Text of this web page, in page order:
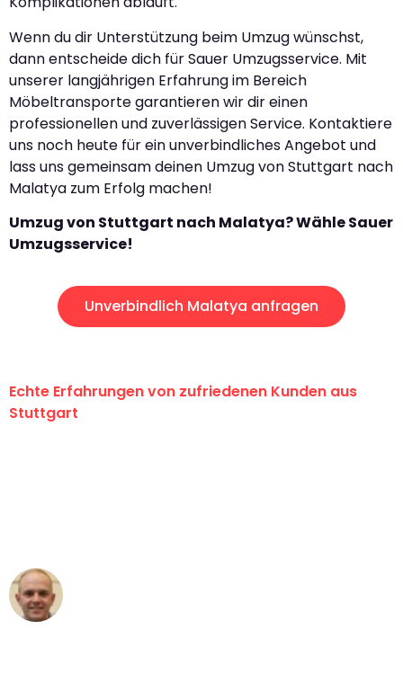
Wenn du dir Unterstützung beim Umzug wünschst,
dann entscheide dich für Sauer Umzugsservice. Mit
unserer langjährigen Erfahrung im Bereich
Möbeltransporte garantieren wir dir einen
professionellen und zuverlässigen Service. Kontaktiere
uns noch heute für ein unverbindliches Angebot und
lass uns gemeinsam deinen Umzug von Stuttgart nach
Malatya zum Erfolg machen!
Umzug von Stuttgart nach Malatya? Wähle Sauer
Umzugsservice!
Unverbindlich Malatya anfragen
Echte Erfahrungen von zufriedenen Kunden aus
Stuttgart